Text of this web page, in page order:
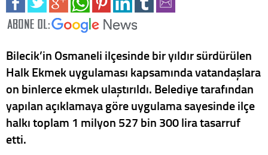
Bilecik’in Osmaneli ilçesinde bir yıldır sürdürülen
Halk Ekmek uygulaması kapsamında vatandaşlara
on binlerce ekmek ulaştırıldı. Belediye tarafından
yapılan açıklamaya göre uygulama sayesinde ilçe
halkı toplam 1 milyon 527 bin 300 lira tasarruf
etti.